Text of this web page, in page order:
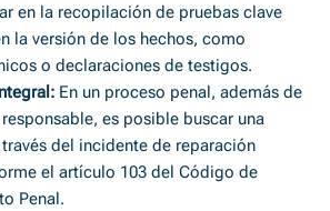
en la recopilación de pruebas clave
la versión de los hechos, como
o declaraciones de testigos.
En un proceso penal, además de
es posible buscar una
del incidente de reparación
el artículo 103 del Código de
Penal.